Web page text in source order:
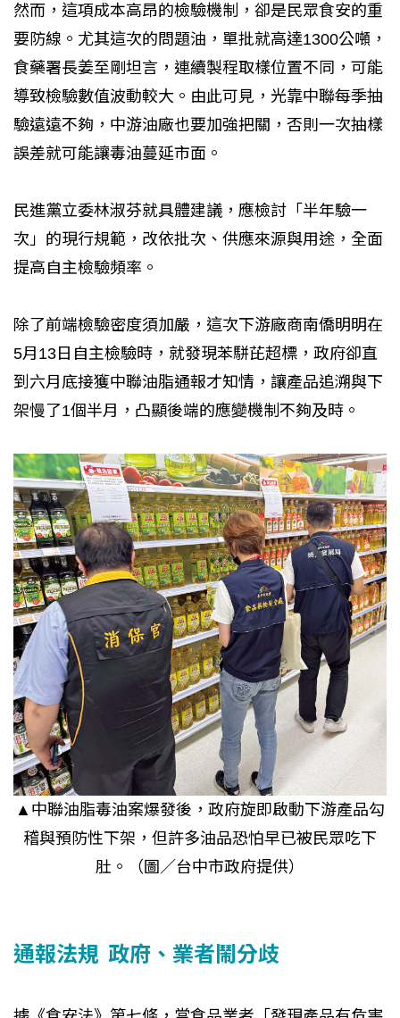
然而，這項成本高昂的檢驗機制，卻是民眾食安的重
要防線。尤其這次的問題油，單批就高達1300公噸，
食藥署長姜至剛坦言，連續製程取樣位置不同，可能
導致檢驗數值波動較大。由此可見，光靠中聯每季抽
驗遠遠不夠，中游油廠也要加強把關，否則一次抽樣
誤差就可能讓毒油蔓延市面。
民進黨立委林淑芬就具體建議，應檢討「半年驗一
次」的現行規範，改依批次、供應來源與用途，全面
提高自主檢驗頻率。
除了前端檢驗密度須加嚴，這次下游廠商南僑明明在
5月13日自主檢驗時，就發現苯駢芘超標，政府卻直
到六月底接獲中聯油脂通報才知情，讓產品追溯與下
架慢了1個半月，凸顯後端的應變機制不夠及時。
▲中聯油脂毒油案爆發後，政府旋即啟動下游產品勾
稽與預防性下架，但許多油品恐怕早已被民眾吃下
肚。（圖／台中市政府提供）
通報法規 政府、業者鬧分歧